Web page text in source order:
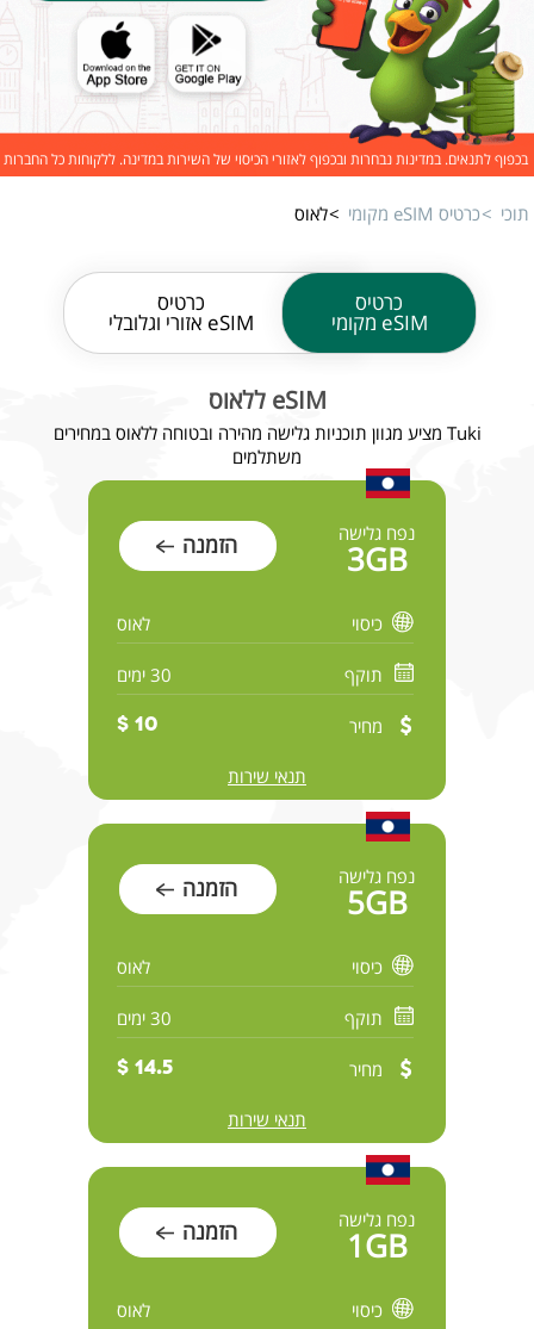
בכפוף לתנאים. במדינות נבחרות ובכפוף לאזורי הכיסוי של השירות במדינה. ללקוחות כל החברות
תוכי כרטיס eSIM מקומי לאוס
כרטיס
eSIM מקומי
כרטיס
eSIM אזורי וגלובלי
eSIM ללאוס
Tuki מציע מגוון תוכניות גלישה מהירה ובטוחה ללאוס במחירים
משתלמים
נפח גלישה
3GB הזמנה
כיסוי לאוס
תוקף 30 ימים
מחיר 10 $
תנאי שירות
נפח גלישה
5GB הזמנה
כיסוי לאוס
תוקף 30 ימים
מחיר 14.5 $
תנאי שירות
נפח גלישה
1GB הזמנה
כיסוי לאוס